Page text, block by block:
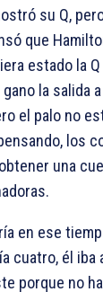
su Q,
que
estado la
la salida
el palo no
los
una
en ese
cuatro, él iba
porque no